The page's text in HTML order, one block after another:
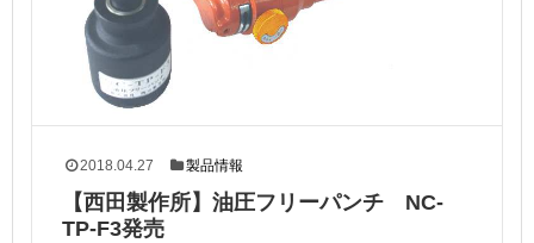
2018.04.27 製品情報
【西田製作所】油圧フリーパンチ NC-
TP-F3発売